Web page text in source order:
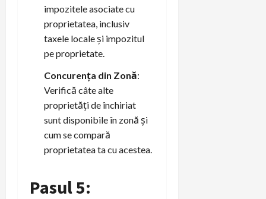
impozitele asociate cu
proprietatea, inclusiv
taxele locale și impozitul
pe proprietate.
Concurența din Zonă:
Verifică câte alte
proprietăți de închiriat
sunt disponibile în zonă și
cum se compară
proprietatea ta cu acestea.
Pasul 5: